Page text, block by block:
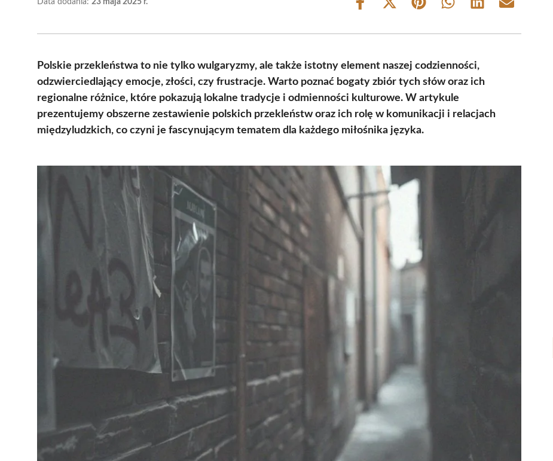
Share
Share
(Twitter)
Share Share Share Share
Polskie przekleństwa to nie tylko wulgaryzmy, ale także istotny element naszej codzienności,
odzwierciedlający emocje, złości, czy frustracje. Warto poznać bogaty zbiór tych słów oraz ich
regionalne różnice, które pokazują lokalne tradycje i odmienności kulturowe. W artykule
prezentujemy obszerne zestawienie polskich przekleństw oraz ich rolę w komunikacji i relacjach
międzyludzkich, co czyni je fascynującym tematem dla każdego miłośnika języka.